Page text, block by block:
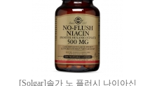
[Solgar]솔가 노 플러시 나이아신